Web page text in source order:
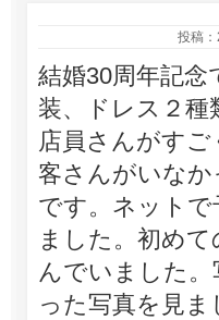
投稿
結婚30周年記
装、ドレス２
店員さんがす
客さんがいな
です。ネット
ました。初め
んでいました
った写真を見